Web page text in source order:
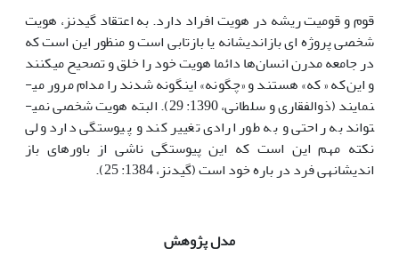
قوم و قومیت ریشه در هویت افراد دارد. به اعتقاد گیدنز، هویت
شخصی پروژه ای بازاندیشانه یا بازتابی است و منظور این است که
در جامعه مدرن انسان‌ها دائما هویت خود را خلق و تصحیح می­کنند
و این‌که « که» هستند و «چگونه» این­گونه شدند را مدام مرور می­
نمایند (­ذوالفقاری و سلطانی، 1390: 29). البته هویت شخصی نمی­
تواند به راحتی و به طور ارادی تغییر کند و پیوستگی دارد ولی
نکته مهم این است که این پیوستگی ناشی از باورهای باز
اندیشانه­ی فرد در باره خود است (گیدنز، 1384: 25).
مدل پژوهش